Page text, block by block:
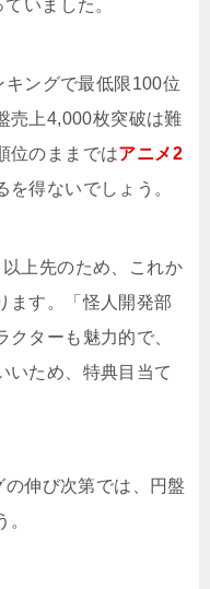
ていました。
ングで最低限100位
売上4,000枚突破は難
位のままではアニメ2
を得ないでしょう。
上先のため、これか
ます。「怪人開発部
ターも魅力的で、
いため、特典目当て
伸び次第では、円盤